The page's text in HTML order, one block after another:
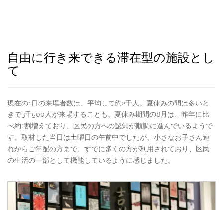
自由に行き来できる滞在型の施設とし
て
現在の1日の来場者数は、平均して約2千人。夏休みの間は多いと
きで3千500人が来場することも。夏休み期間の8月は、昨年に比
べ約1割増えており、区民の方への認知が順調に進んでいるようで
す。取材した当日は土曜日の午前中でしたが、小さなお子さん連
れからご年配の方まで、すでに多くの方が利用されており、区民
の生活の一部として機能しているように感じました。